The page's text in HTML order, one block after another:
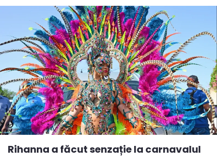
Rihanna a făcut senzație la carnavalul